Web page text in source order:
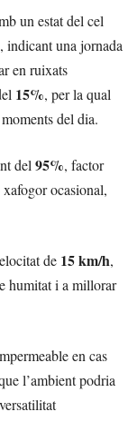
un estat del cel
indicant una jornada
en ruixats
15%, per la qual
del dia.
del95%, factor
ocasional,
de 15 km/h,
humitat i a millorar
en cas
l’ambient podria